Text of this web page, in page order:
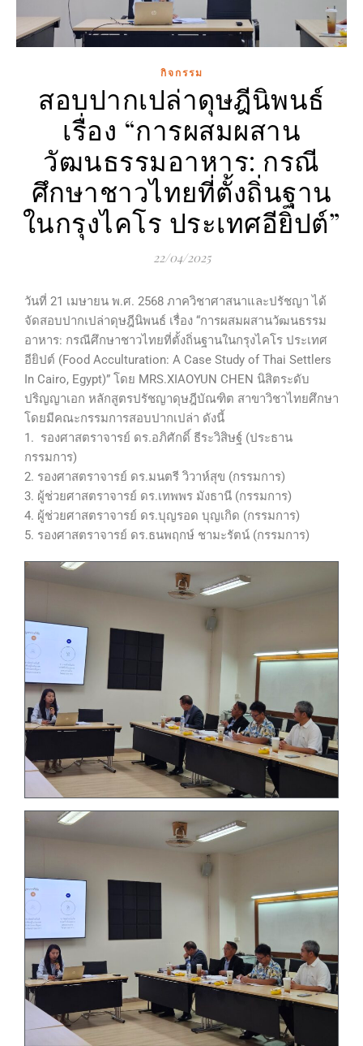
กิจกรรม
สอบปากเปล่าดุษฎีนิพนธ์
เรื่อง “การผสมผสาน
วัฒนธรรมอาหาร: กรณี
ศึกษาชาวไทยที่ตั้งถิ่นฐาน
ในกรุงไคโร ประเทศอียิปต์”
22/04/2025
วันที่ 21 เมษายน พ.ศ. 2568 ภาควิชาศาสนาและปรัชญา ได้
จัดสอบปากเปล่าดุษฎีนิพนธ์ เรื่อง “การผสมผสานวัฒนธรรม
อาหาร: กรณีศึกษาชาวไทยที่ตั้งถิ่นฐานในกรุงไคโร ประเทศ
อียิปต์ (Food Acculturation: A Case Study of Thai Settlers
In Cairo, Egypt)” โดย MRS.XIAOYUN CHEN นิสิตระดับ
ปริญญาเอก หลักสูตรปรัชญาดุษฎีบัณฑิต สาขาวิชาไทยศึกษา
โดยมีคณะกรรมการสอบปากเปล่า ดังนี้
1. รองศาสตราจารย์ ดร.อภิศักดิ์ ธีระวิสิษฐ์ (ประธาน
กรรมการ)
2. รองศาสตราจารย์ ดร.มนตรี วิวาห์สุข (กรรมการ)
3. ผู้ช่วยศาสตราจารย์ ดร.เทพพร มังธานี (กรรมการ)
4. ผู้ช่วยศาสตราจารย์ ดร.บุญรอด บุญเกิด (กรรมการ)
5. รองศาสตราจารย์ ดร.ธนพฤกษ์ ชามะรัตน์ (กรรมการ)